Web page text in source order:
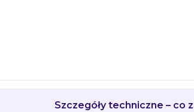
Szczegóły techniczne – co